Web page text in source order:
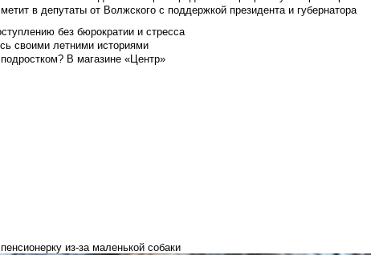
в депутаты от Волжского с поддержкой президента и губернатора
без бюрократии и стресса
своими летними историями
В магазине «Центр»
из-за маленькой собаки